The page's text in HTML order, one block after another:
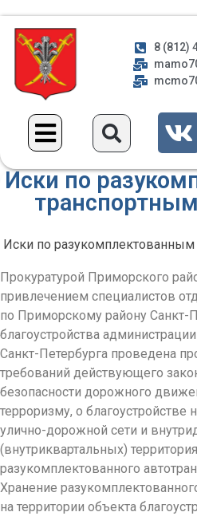
8 (812)
Иски по
Иски по разукомплектованным
Прокуратурой Приморского
привлечением специалистов
по Приморскому району Санкт-
благоустройства
Санкт-Петербурга проведена
требований действующего
безопасности дорожного
терроризму, о
улично-дорожной сети и
(внутриквартальных)
разукомплектованного
Хранение разукомплектован
на территории объекта